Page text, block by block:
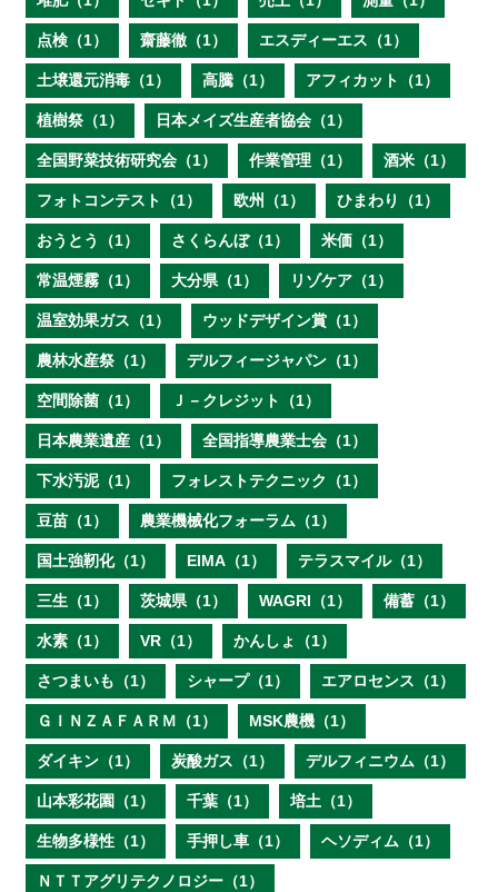
点検（1） 齋藤徹（1） エスディーエス（1）
土壌還元消毒（1） 高騰（1） アフィカット（1）
植樹祭（1） 日本メイズ生産者協会（1）
全国野菜技術研究会（1） 作業管理（1） 酒米（1）
フォトコンテスト（1） 欧州（1） ひまわり（1）
おうとう（1） さくらんぼ（1） 米価（1）
常温煙霧（1） 大分県（1） リゾケア（1）
温室効果ガス（1） ウッドデザイン賞（1）
農林水産祭（1） デルフィージャパン（1）
空間除菌（1） Ｊ－クレジット（1）
日本農業遺産（1） 全国指導農業士会（1）
下水汚泥（1） フォレストテクニック（1）
豆苗（1） 農業機械化フォーラム（1）
国土強靭化（1） EIMA（1） テラスマイル（1）
三生（1） 茨城県（1） WAGRI（1） 備蓄（1）
水素（1） VR（1） かんしょ（1）
さつまいも（1） シャープ（1） エアロセンス（1）
ＧＩＮＺＡＦＡＲＭ（1） MSK農機（1）
ダイキン（1） 炭酸ガス（1） デルフィニウム（1）
山本彩花園（1） 千葉（1） 培土（1）
生物多様性（1） 手押し車（1） ヘソディム（1）
ＮＴＴアグリテクノロジー（1）